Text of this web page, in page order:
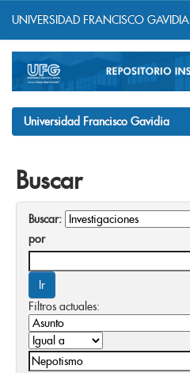
navigation
UNIVERSIDAD FRANCISCO GAVIDIA
Universidad Francisco Gavidia
Buscar
Buscar:
por
Filtros actuales: